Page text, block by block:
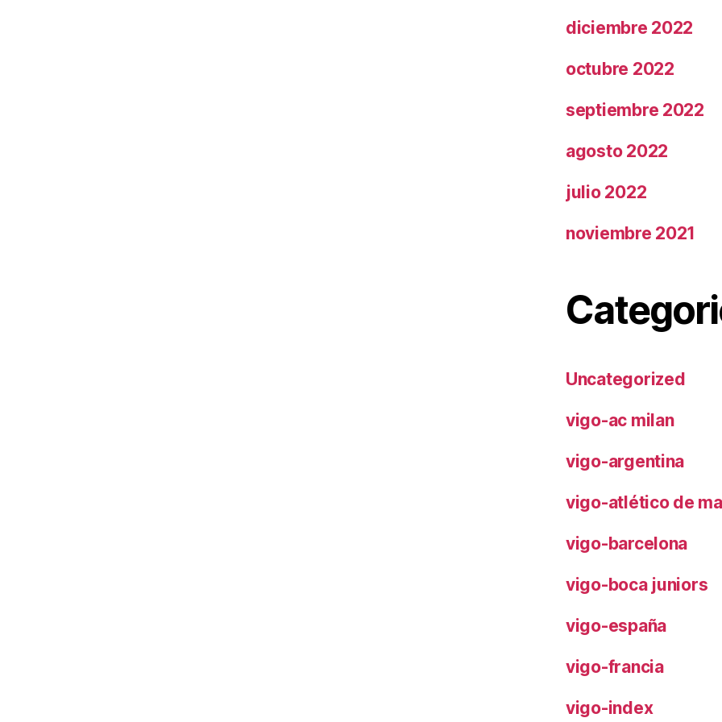
diciembre 2022
octubre 2022
septiembre 2022
agosto 2022
julio 2022
noviembre 2021
Uncategorized
vigo-ac milan
vigo-argentina
vigo-atlético de
vigo-barcelona
vigo-boca juniors
vigo-españa
vigo-francia
vigo-index